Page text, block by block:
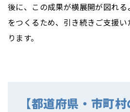
後に、この成果が横展開が図れ
をつくるため、引き続きご支援
ります。
【都道府県・市町